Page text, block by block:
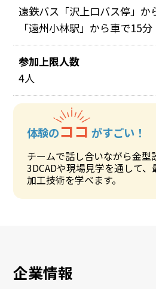
遠鉄バス「沢上口バス停」
「遠州小林駅」から車で15分
参加上限人数
4人
体験のココ がすごい！
チームで話し合いながら金型
3DCADや現場見学を通して
加工技術を学べます。
企業情報